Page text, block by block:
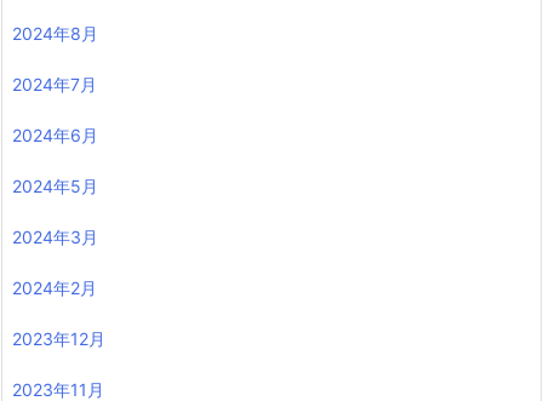
2024年8月
2024年7月
2024年6月
2024年5月
2024年3月
2024年2月
2023年12月
2023年11月